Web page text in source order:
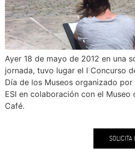
Ayer 18 de mayo de 2012 en una
jornada, tuvo lugar el I Concurso
Día de los Museos organizado por
ESI en colaboración con el Museo
Café.
SOLICITA